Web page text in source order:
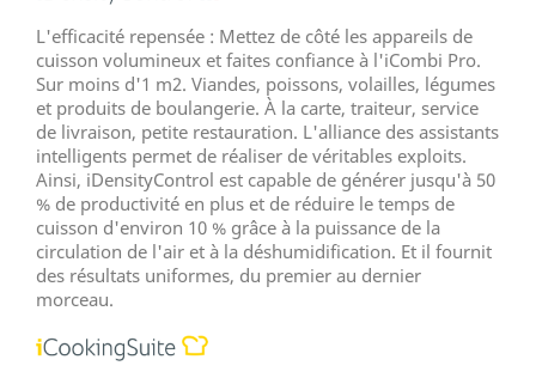
L'efficacité repensée : Mettez de côté les appareils de
cuisson volumineux et faites confiance à l'iCombi Pro.
Sur moins d'1 m2. Viandes, poissons, volailles, légumes
et produits de boulangerie. À la carte, traiteur, service
de livraison, petite restauration. L'alliance des assistants
intelligents permet de réaliser de véritables exploits.
Ainsi, iDensityControl est capable de générer jusqu'à 50
% de productivité en plus et de réduire le temps de
cuisson d'environ 10 % grâce à la puissance de la
circulation de l'air et à la déshumidification. Et il fournit
des résultats uniformes, du premier au dernier
morceau.